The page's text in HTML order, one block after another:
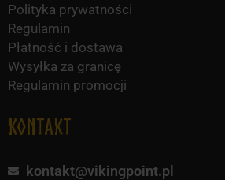
Polityka prywatności
Regulamin
Płatność i dostawa
Wysyłka za granicę
Regulamin promocji
KONTAKT
kontakt@vikingpoint.pl